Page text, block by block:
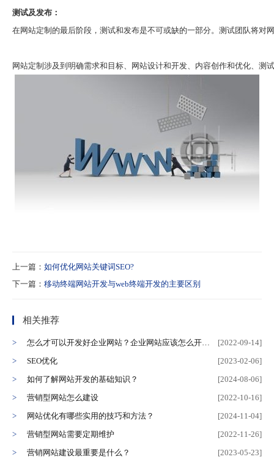
测试及发布：
在网站定制的最后阶段，测试和发布是不可或缺的一部分。测试团队将
网站定制涉及到明确需求和目标、网站设计和开发、内容创作和优化、
上一篇： 如何优化网站关键词SEO?
下一篇： 移动终端网站开发与web终端开发的主要区别
相关推荐
怎么才可以开发好企业网站？企业网站应该怎么开发？
[2022-09-14]
SEO优化
[2023-02-06]
如何了解网站开发的基础知识？
[2024-08-06]
营销型网站怎么建设
[2022-10-16]
网站优化有哪些实用的技巧和方法？
[2024-11-04]
营销型网站需要定期维护
[2022-11-26]
营销网站建设最重要是什么？
[2023-05-23]